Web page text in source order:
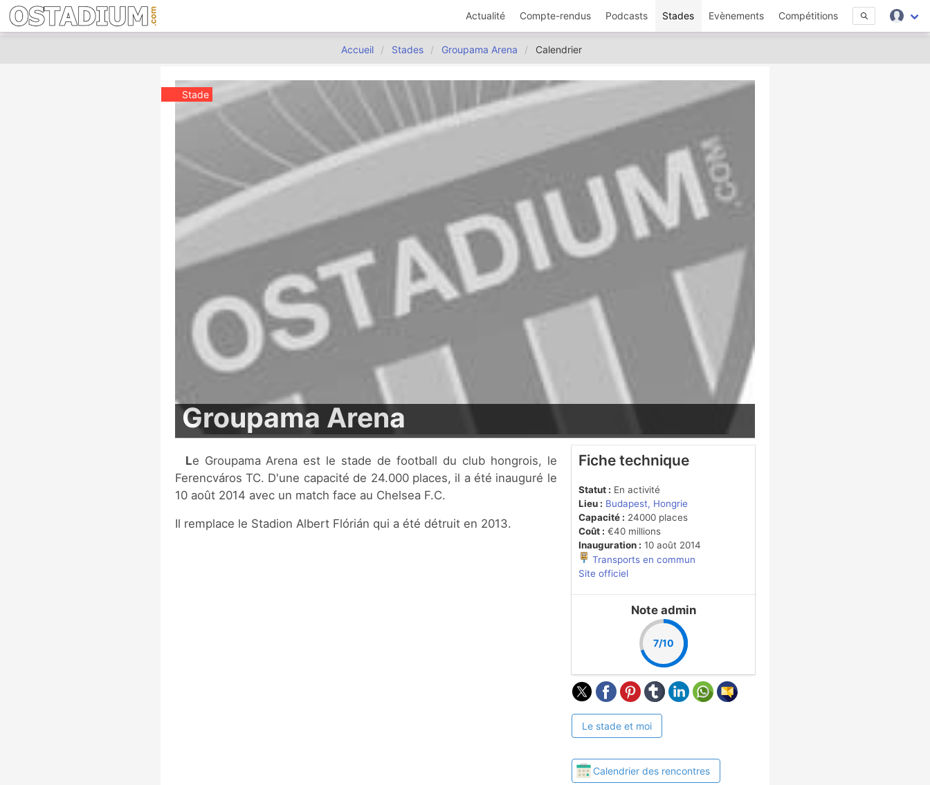
Actualité Compte-rendus Podcasts Stades Evènements Compétitions
Accueil Stades Groupama Arena Calendrier
Stade
Groupama Arena
Le Groupama Arena est le stade de football du club hongrois, le
Ferencváros TC. D'une capacité de 24.000 places, il a été inauguré le
10 août 2014 avec un match face au Chelsea F.C.
Il remplace le Stadion Albert Flórián qui a été détruit en 2013.
Fiche technique
Statut : En activité
Lieu : Budapest, Hongrie
Capacité : 24000 places
Coût : €40 millions
Inauguration : 10 août 2014
Transports en commun
Site officiel
Note admin
7/10
Le stade et moi
Calendrier des rencontres